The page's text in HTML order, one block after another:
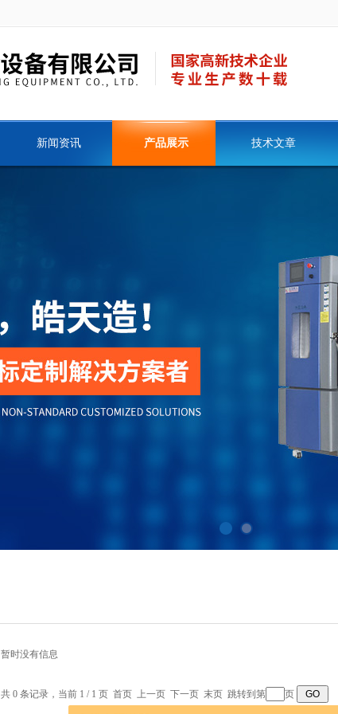
新闻资讯 产品展示 技术文章
暂时没有信息
共 0 条记录，当前 1 / 1 页 首页 上一页 下一页 末页 跳转到第 页